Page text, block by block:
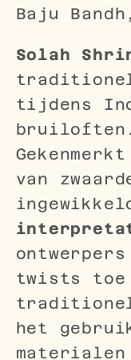
Baju
Solah
tijdens
bruiloften.
van
ontwerpers
twists toe
het
materialen